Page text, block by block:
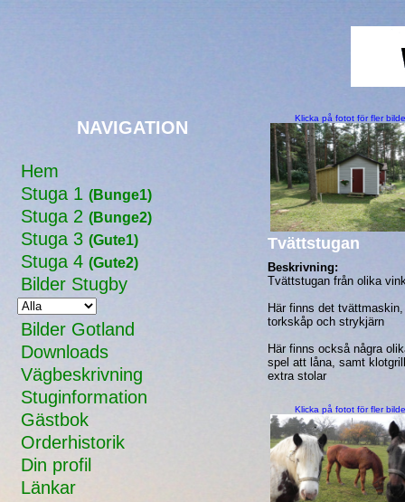
NAVIGATION
Hem
Stuga 1 (Bunge1)
Stuga 2 (Bunge2)
Stuga 3 (Gute1)
Stuga 4 (Gute2)
Bilder Stugby
Bilder Gotland
Downloads
Vägbeskrivning
Stuginformation
Gästbok
Orderhistorik
Din profil
Länkar
Klicka på fotot för fler
Tvättstugan
Beskrivning:
Tvättstugan från olika
Här finns det tvättmaskin,
torkskåp och strykjärn
Här finns också några
spel att låna, samt
extra stolar
Klicka på fotot för fler